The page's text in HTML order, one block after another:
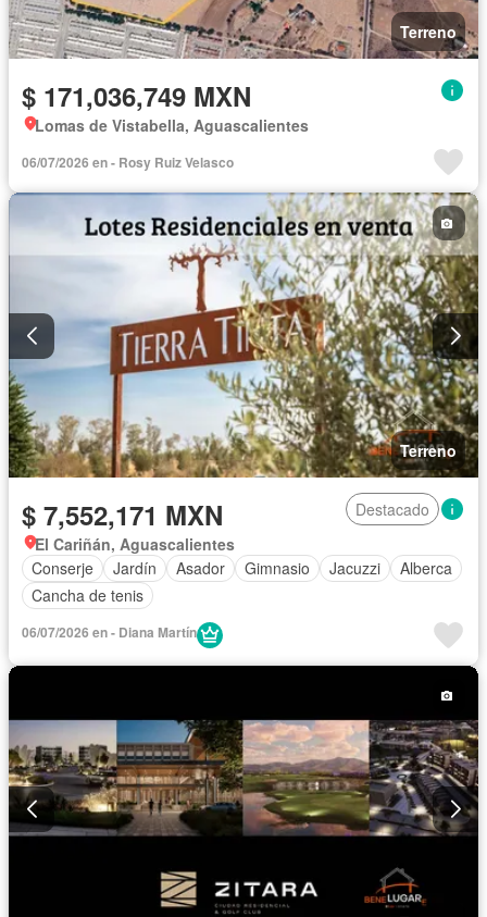
Terreno
$ 171,036,749 MXN
Lomas de Vistabella, Aguascalientes
06/07/2026 en - Rosy Ruiz Velasco
Terreno
$ 7,552,171 MXN
Destacado
El Cariñán, Aguascalientes
Conserje
Jardín Asador Gimnasio Jacuzzi
Alberca
Cancha de tenis
06/07/2026 en - Diana Martín